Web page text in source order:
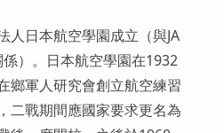
人日本航空學園成立（與JA
）。日本航空學園在1932
鄉軍人研究會創立航空練習
二戰期間應國家要求更名為